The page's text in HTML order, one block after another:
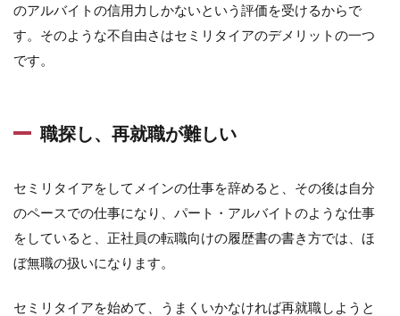
のアルバイトの信用力しかないという評価を受けるからで
す。そのような不自由さはセミリタイアのデメリットの一つ
です。
職探し、再就職が難しい
セミリタイアをしてメインの仕事を辞めると、その後は自分
のペースでの仕事になり、パート・アルバイトのような仕事
をしていると、正社員の転職向けの履歴書の書き方では、ほ
ぼ無職の扱いになります。
セミリタイアを始めて、うまくいかなければ再就職しようと